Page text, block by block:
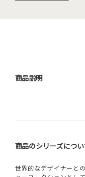
商品説明
商品のシリーズにつ
世界的なデザイナーと